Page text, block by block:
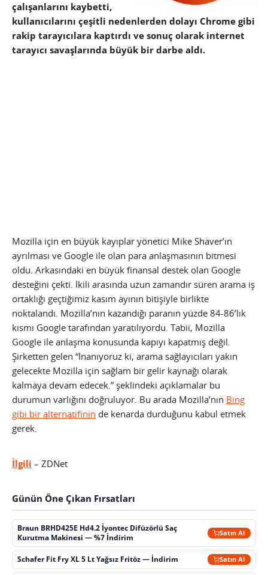
çalışanlarını kaybetti,
kullanıcılarını çeşitli nedenlerden dolayı Chrome gibi
rakip tarayıcılara kaptırdı ve sonuç olarak internet
tarayıcı savaşlarında büyük bir darbe aldı.
Mozilla için en büyük kayıplar yönetici Mike Shaver’ın
ayrılması ve Google ile olan para anlaşmasının bitmesi
oldu. Arkasındaki en büyük finansal destek olan Google
desteğini çekti. İkili arasında uzun zamandır süren arama iş
ortaklığı geçtiğimiz kasım ayının bitişiyle birlikte
noktalandı. Mozilla’nın kazandığı paranın yüzde 84-86’lık
kısmı Google tarafından yaratılıyordu. Tabii, Mozilla
Google ile anlaşma konusunda kapıyı kapatmış değil.
Şirketten gelen “İnanıyoruz ki, arama sağlayıcıları yakın
gelecekte Mozilla için sağlam bir gelir kaynağı olarak
kalmaya devam edecek.” şeklindeki açıklamalar bu
durumun varlığını doğruluyor. Bu arada Mozilla’nın Bing
gibi bir alternatifinin de kenarda durduğunu kabul etmek
gerek.
İlgili – ZDNet
Günün Öne Çıkan Fırsatları
Braun BRHD425E Hd4.2 İyontec Difüzörlü Saç
Kurutma Makinesi — %7 İndirim
Satın Al
Schafer Fit Fry XL 5 Lt Yağsız Fritöz — İndirim Satın Al